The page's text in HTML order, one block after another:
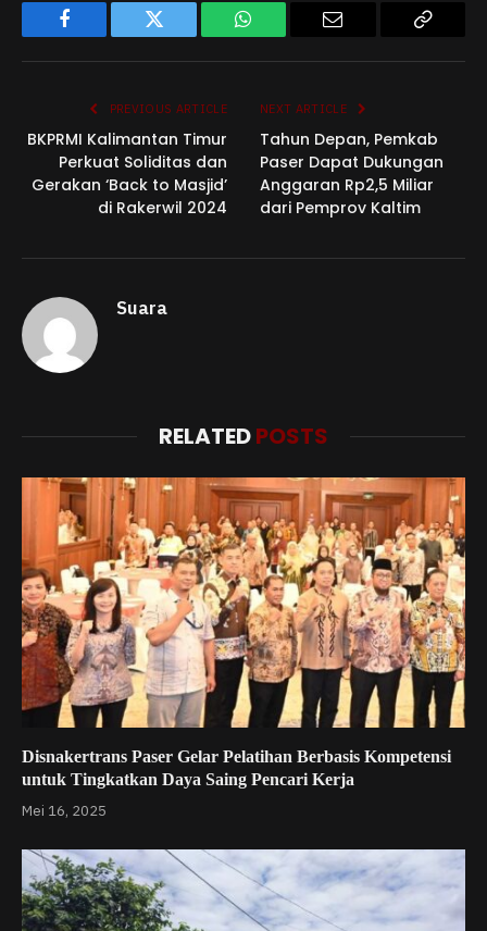
Facebook Twitter WhatsApp
PREVIOUS ARTICLE
BKPRMI Kalimantan Timur
Perkuat Soliditas dan
Gerakan ‘Back to Masjid’
di Rakerwil 2024
NEXT ARTICLE
Tahun Depan, Pemkab
Paser Dapat Dukungan
Anggaran Rp2,5 Miliar
dari Pemprov Kaltim
Suara
RELATEDPOSTS
Disnakertrans Paser Gelar Pelatihan Berbasis Kompetensi
untuk Tingkatkan Daya Saing Pencari Kerja
Mei 16, 2025